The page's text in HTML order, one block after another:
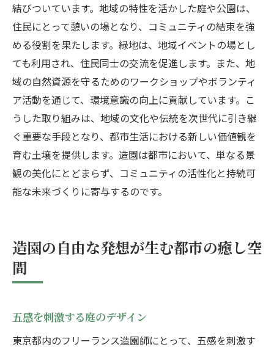
結びついています。地域の特性を活かした庭や公園は、
住民にとって憩いの場となり、コミュニティの結束を強
める役割を果たします。緑地は、地域イベントの場とし
ても利用され、住民同士の交流を促進します。また、地
域の自然資源を守るためのワークショップやボランティ
ア活動を通じて、環境意識の向上に貢献しています。こ
うした取り組みは、地域の文化や伝統を次世代に引き継
ぐ重要な手段となり、都市生活における新しい価値観を
育む土壌を提供します。造園は都市において、単なる景
観の美化にとどまらず、コミュニティの活性化と持続可
能な未来づくりに寄与するのです。
造園の自由な発想が生む都市の癒し空
間
五感を刺激する庭のデザイン
東京都内のフリーランス造園師にとって、五感を刺激す